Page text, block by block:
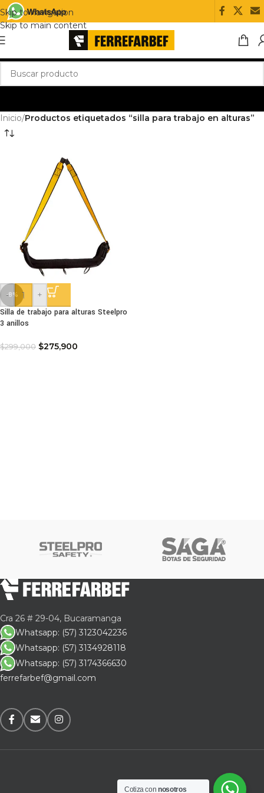
Skip to navigation
Skip to main content
Inicio/Productos etiquetados “silla para trabajo en alturas”
-8%
-
+
Silla de trabajo para alturas Steelpro
3 anillos
$299,000 $275,900
Cra 26 # 29-04, Bucaramanga
Whatsapp: (57) 3123042236
Whatsapp: (57) 3134928118
Whatsapp: (57) 3174366630
ferrefarbef@gmail.com
Cotiza connosotros